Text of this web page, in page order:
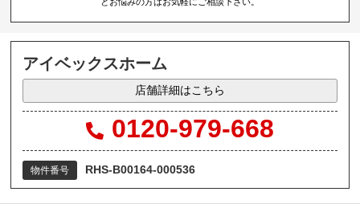
アイベックスホーム
店舗詳細はこちら
0120-979-668
物件番号 RHS-B00164-000536